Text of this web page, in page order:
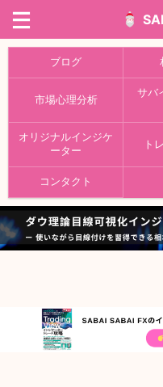
ブログ
市場心理分析
サバ
オリジナルインジケ
ーター
ト
コンタクト